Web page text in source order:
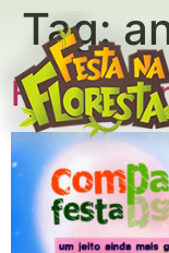
Tag:
Festa